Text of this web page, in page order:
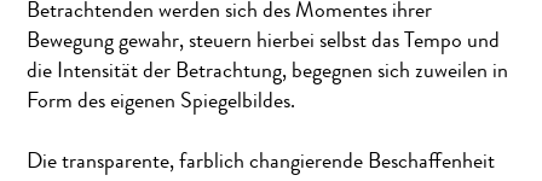
Betrachtenden werden sich des Momentes ihrer
Bewegung gewahr, steuern hierbei selbst das Tempo und
die Intensität der Betrachtung, begegnen sich zuweilen in
Form des eigenen Spiegelbildes.
Die transparente, farblich changierende Beschaffenheit